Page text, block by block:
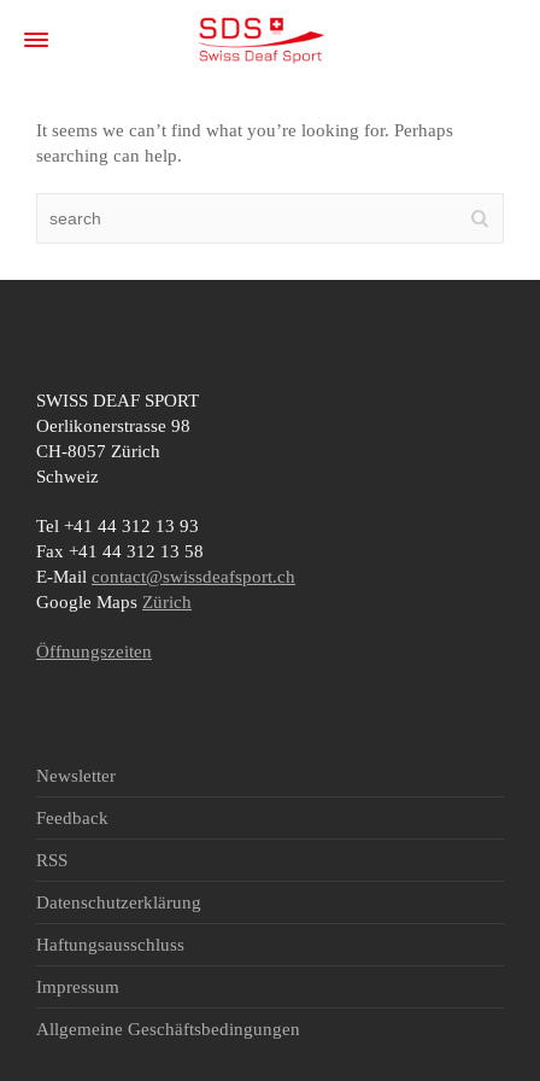
It seems we can’t find what you’re looking for. Perhaps
searching can help.
SWISS DEAF SPORT
Oerlikonerstrasse 98
CH-8057 Zürich
Schweiz
Tel +41 44 312 13 93
Fax +41 44 312 13 58
E-Mail contact@swissdeafsport.ch
Google Maps Zürich
Öffnungszeiten
Newsletter
Feedback
RSS
Datenschutzerklärung
Haftungsausschluss
Impressum
Allgemeine Geschäftsbedingungen